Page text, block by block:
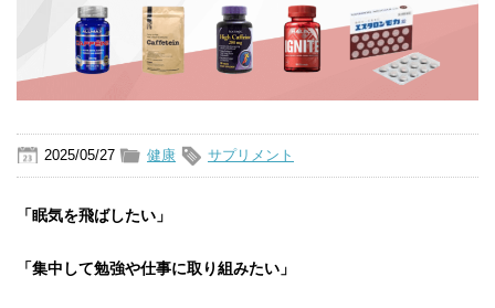
2025/05/27 健康 サプリメント
「眠気を飛ばしたい」
「集中して勉強や仕事に取り組みたい」